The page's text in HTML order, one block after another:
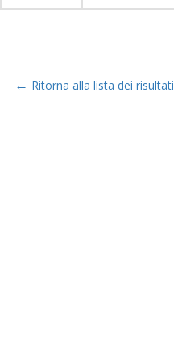
← Ritorna alla lista dei risultati